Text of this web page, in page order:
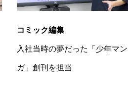
コミック編集
入社当時の夢だった「少年マン
ガ」創刊を担当